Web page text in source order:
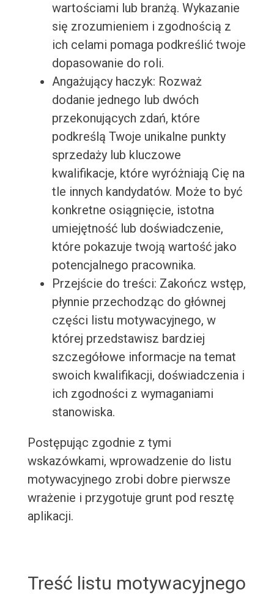
wartościami lub branżą. Wykazanie
się zrozumieniem i zgodnością z
ich celami pomaga podkreślić twoje
dopasowanie do roli.
Angażujący haczyk: Rozważ
dodanie jednego lub dwóch
przekonujących zdań, które
podkreślą Twoje unikalne punkty
sprzedaży lub kluczowe
kwalifikacje, które wyróżniają Cię na
tle innych kandydatów. Może to być
konkretne osiągnięcie, istotna
umiejętność lub doświadczenie,
które pokazuje twoją wartość jako
potencjalnego pracownika.
Przejście do treści: Zakończ wstęp,
płynnie przechodząc do głównej
części listu motywacyjnego, w
której przedstawisz bardziej
szczegółowe informacje na temat
swoich kwalifikacji, doświadczenia i
ich zgodności z wymaganiami
stanowiska.
Postępując zgodnie z tymi
wskazówkami, wprowadzenie do listu
motywacyjnego zrobi dobre pierwsze
wrażenie i przygotuje grunt pod resztę
aplikacji.
Treść listu motywacyjnego